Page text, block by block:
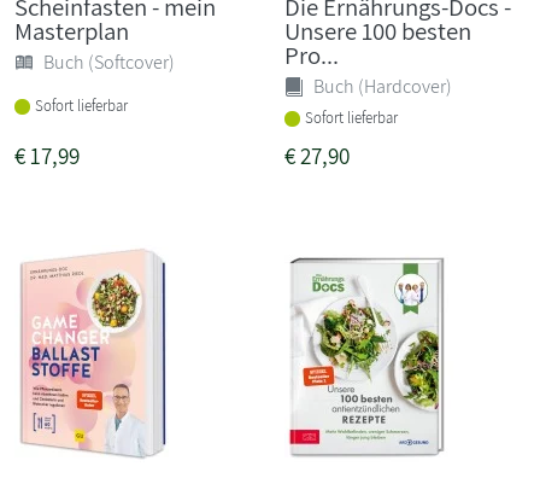
Masterplan
Buch (Softcover)
Sofort lieferbar
€17,99
Unsere 100 besten
Pro...
Buch (Hardcover)
Sofort lieferbar
€27,90